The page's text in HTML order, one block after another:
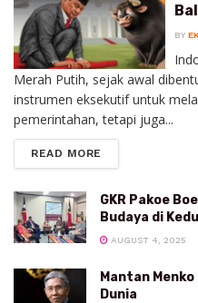
BY
Merah Putih, sejak awal
instrumen eksekutif untuk
pemerintahan, tetapi juga...
READ MORE
GKR Pakoe
Budaya di
AUGUST 4, 2025
Mantan Menko
Dunia